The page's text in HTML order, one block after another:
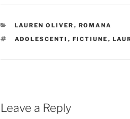
CATEGORIES
LAUREN OLIVER , ROMANA
TAGS
ADOLESCENTI , FICTIUNE ,
Leave a Reply